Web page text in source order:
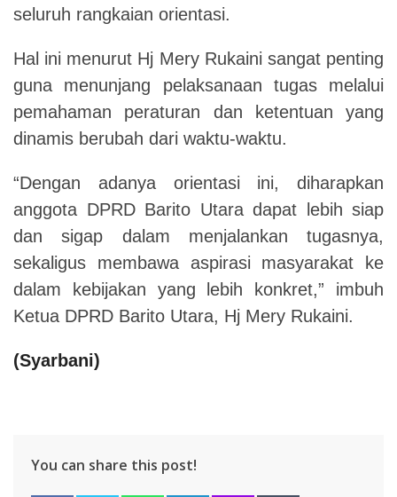
seluruh rangkaian orientasi.
Hal ini menurut Hj Mery Rukaini sangat penting
guna menunjang pelaksanaan tugas melalui
pemahaman peraturan dan ketentuan yang
dinamis berubah dari waktu-waktu.
“Dengan adanya orientasi ini, diharapkan
anggota DPRD Barito Utara dapat lebih siap
dan sigap dalam menjalankan tugasnya,
sekaligus membawa aspirasi masyarakat ke
dalam kebijakan yang lebih konkret,” imbuh
Ketua DPRD Barito Utara, Hj Mery Rukaini.
(Syarbani)
You can share this post!